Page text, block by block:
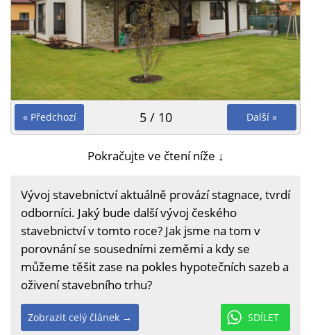
« Předchozí Další »
5 / 10
Pokračujte ve čtení níže ↓
Vývoj stavebnictví aktuálně provází stagnace, tvrdí
odborníci. Jaký bude další vývoj českého
stavebnictví v tomto roce? Jak jsme na tom v
porovnání se sousedními zeměmi a kdy se
můžeme těšit zase na pokles hypotečních sazeb a
oživení stavebního trhu?
SDÍLET
Zobrazit celý článek →